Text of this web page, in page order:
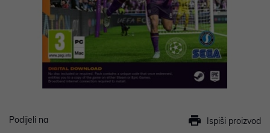
Podijeli na Ispiši proizvod